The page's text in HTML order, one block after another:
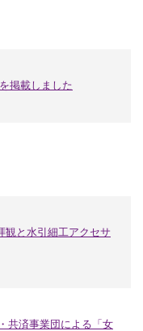
掲載しました
観と水引細工アクセサ
共済事業団による「女